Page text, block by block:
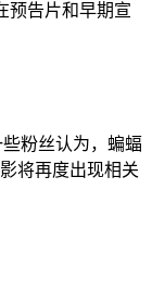
预告片和早期宣
粉丝认为，蝙蝠
将再度出现相关